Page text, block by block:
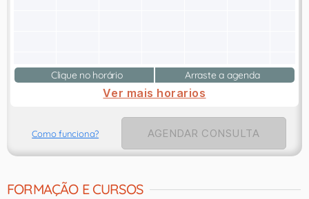
Clique no horário Arraste a agenda
Ver mais horarios
Como funciona? AGENDAR CONSULTA
FORMAÇÃO E CURSOS